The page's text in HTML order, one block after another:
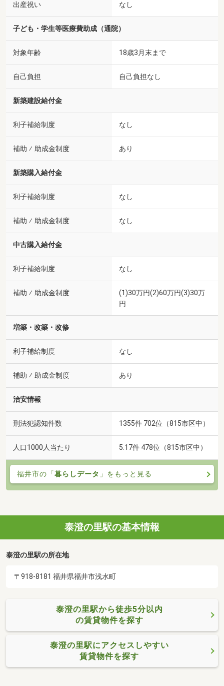
出産祝い なし
子ども・学生等医療費助成（通院）
対象年齢 18歳3月末まで
自己負担 自己負担なし
新築建設給付金
利子補給制度 なし
補助 ⁄ 助成金制度 あり
新築購入給付金
利子補給制度 なし
補助 ⁄ 助成金制度 なし
中古購入給付金
利子補給制度 なし
補助 ⁄ 助成金制度
(1)30万円(2)60万円(3)30万
円
増築・改築・改修
利子補給制度 なし
補助 ⁄ 助成金制度 あり
治安情報
刑法犯認知件数 1355件 702位（815市区中）
人口1000人当たり 5.17件 478位（815市区中）
福井市の「暮らしデータ 」をもっと見る
泰澄の里駅の基本情報
泰澄の里駅の所在地
〒918-8181 福井県福井市浅水町
泰澄の里駅から徒歩5分以内
の賃貸物件を探す
泰澄の里駅にアクセスしやすい
賃貸物件を探す